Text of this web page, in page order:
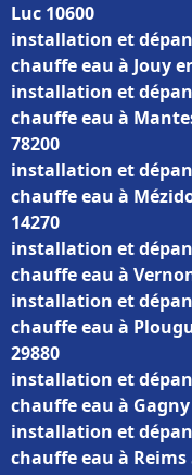
Luc 10600
installation et
chauffe eau à Jouy
installation et
chauffe eau à
78200
installation et
chauffe eau à
14270
installation et
chauffe eau à
installation et
chauffe eau à
29880
installation et
chauffe eau à Gagny
installation et
chauffe eau à Reims